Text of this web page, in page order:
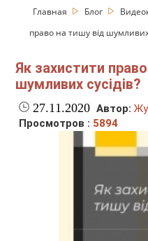
Главная Блог
право на тишу від шумливих
Як захистити
шумливих сусідів?
27.11.2020 Автор:
Просмотров : 5894